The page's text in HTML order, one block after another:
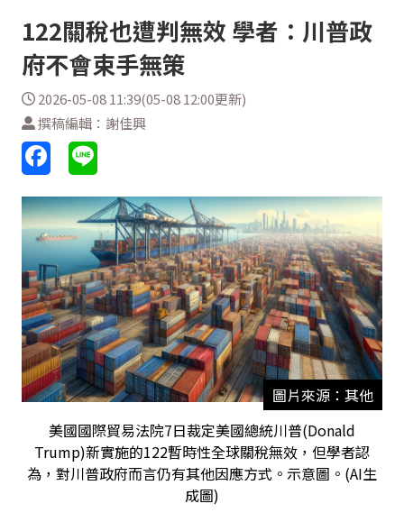
122關稅也遭判無效 學者：川普政
府不會束手無策
2026-05-08 11:39(05-08 12:00更新)
撰稿編輯：謝佳興
圖片來源：其他
美國國際貿易法院7日裁定美國總統川普(Donald
Trump)新實施的122暫時性全球關稅無效，但學者認
為，對川普政府而言仍有其他因應方式。示意圖。(AI生
成圖)